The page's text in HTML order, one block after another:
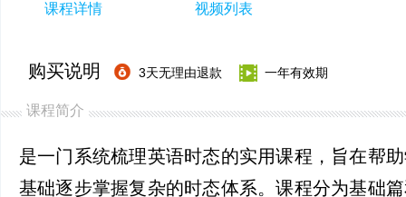
课程详情 视频列表
购买说明 3天无理由退款 一年有效期
课程简介
是一门系统梳理英语时态的实用课程，旨在帮
基础逐步掌握复杂的时态体系。课程分为基础